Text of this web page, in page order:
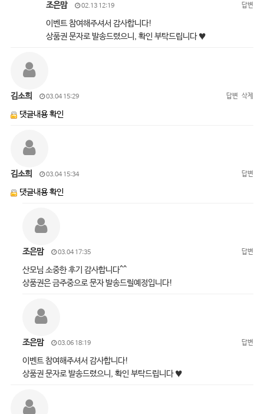
조은맘 02.13 12:19 답변
이벤트 참여해주셔서 감사합니다!
상품권 문자로 발송드렸으니, 확인 부탁드립니다 ♥
김소희 03.04 15:29 답변 삭제
댓글내용 확인
김소희 03.04 15:34 답변
댓글내용 확인
조은맘 03.04 17:35 답변
산모님 소중한 후기 감사합니다^^
상품권은 금주중으로 문자 발송드릴예정입니다!
조은맘 03.06 18:19 답변
이벤트 참여해주셔서 감사합니다!
상품권 문자로 발송드렸으니, 확인 부탁드립니다 ♥